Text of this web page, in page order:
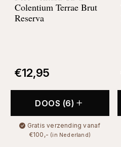
Colentium Terrae Brut
Reserva
€12,95
DOOS (6)
Gratis verzending vanaf
€100,- (in Nederland)